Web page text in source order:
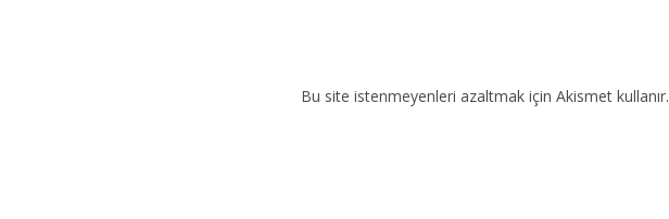
Bu site istenmeyenleri azaltmak için Akismet kullanır.